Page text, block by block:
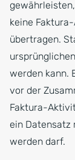
keine
übertragen.
werden kann.
vor der
Faktura-
ein
werden darf.